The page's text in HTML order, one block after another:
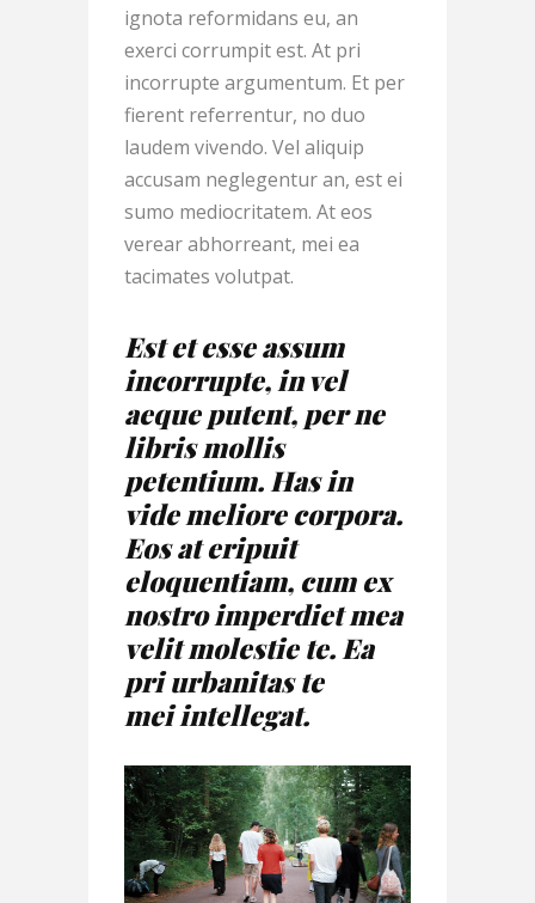
ignota reformidans eu, an
exerci corrumpit est. At pri
incorrupte argumentum. Et per
fierent referrentur, no duo
laudem vivendo. Vel aliquip
accusam neglegentur an, est ei
sumo mediocritatem. At eos
verear abhorreant, mei ea
tacimates volutpat.
Est et esse assum
incorrupte, in vel
aeque putent, per ne
libris mollis
petentium. Has in
vide meliore corpora.
Eos at eripuit
eloquentiam, cum ex
nostro imperdiet mea
velit molestie te. Ea
pri urbanitas te
mei intellegat.